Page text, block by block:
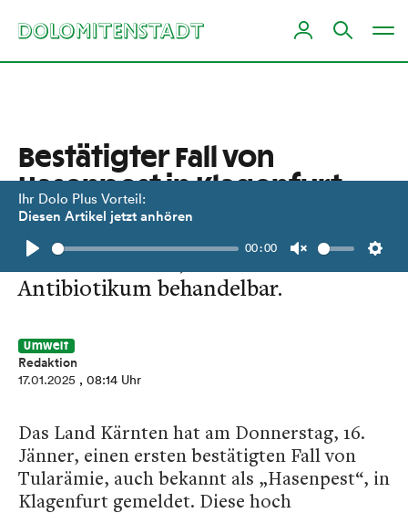
Ihr Dolo Plus Vorteil:
Diesen Artikel jetzt anhören
Play
00:00
Unmute
Bestätigter Fall von
Hasenpest in Klagenfurt
Die Krankheit ist auch für Menschen
hochansteckend, aber mit
Antibiotikum behandelbar.
Umwelt
Redaktion
17.01.2025 , 08:14 Uhr
Das Land Kärnten hat am Donnerstag, 16.
Jänner, einen ersten bestätigten Fall von
Tularämie, auch bekannt als „Hasenpest“, in
Klagenfurt gemeldet. Diese hoch